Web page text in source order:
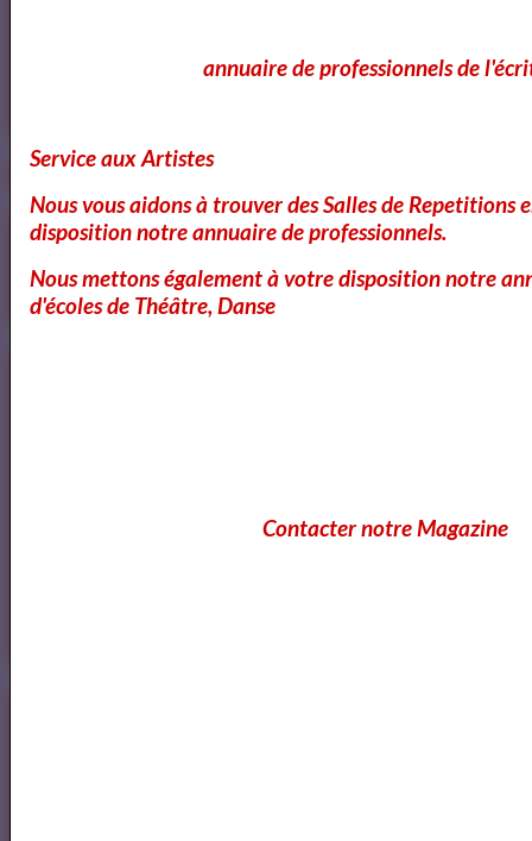
Mes livres sur Babelio.com
annuaire de professionnels de
Service aux Artistes
Nous vous aidons à trouver des Salles de Repetitions
disposition notre annuaire de professionnels.
Nous mettons également à votre disposition notre
d'écoles de Théâtre, Danse
Contacter notre Magazine